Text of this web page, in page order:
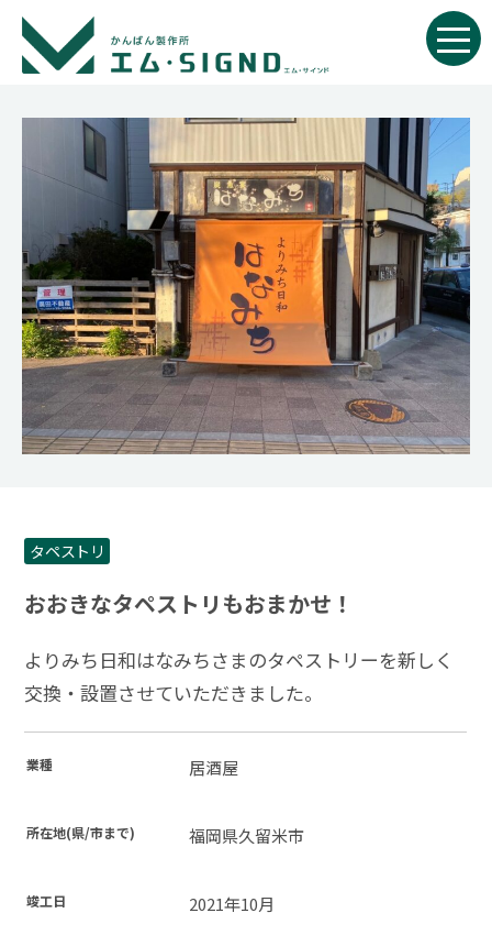
タペストリ
おおきなタペストリもおまかせ！
よりみち日和はなみちさまのタペストリーを新しく
交換・設置させていただきました。
業種 居酒屋
所在地(県/市まで) 福岡県久留米市
竣工日 2021年10月